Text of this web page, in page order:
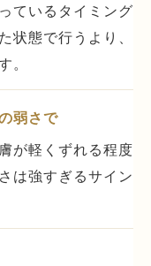
ているタイミング
状態で行うより、
。
弱さで
が軽くずれる程度
は強すぎるサイン